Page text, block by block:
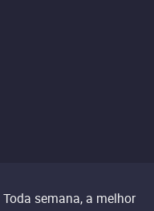
semana, a melhor